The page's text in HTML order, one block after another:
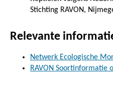
Stichting RAVON,
Relevante
Netwerk Ecologische
RAVON Soortinformatie